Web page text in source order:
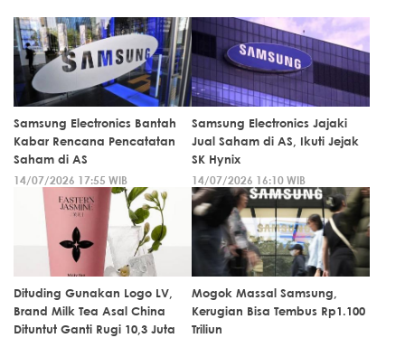
Samsung Electronics Bantah
Kabar Rencana Pencatatan
Saham di AS
14/07/2026 17:55 WIB
Samsung Electronics Jajaki
Jual Saham di AS, Ikuti Jejak
SK Hynix
14/07/2026 16:10 WIB
Dituding Gunakan Logo LV,
Brand Milk Tea Asal China
Dituntut Ganti Rugi 10,3 Juta
Mogok Massal Samsung,
Kerugian Bisa Tembus Rp1.100
Triliun